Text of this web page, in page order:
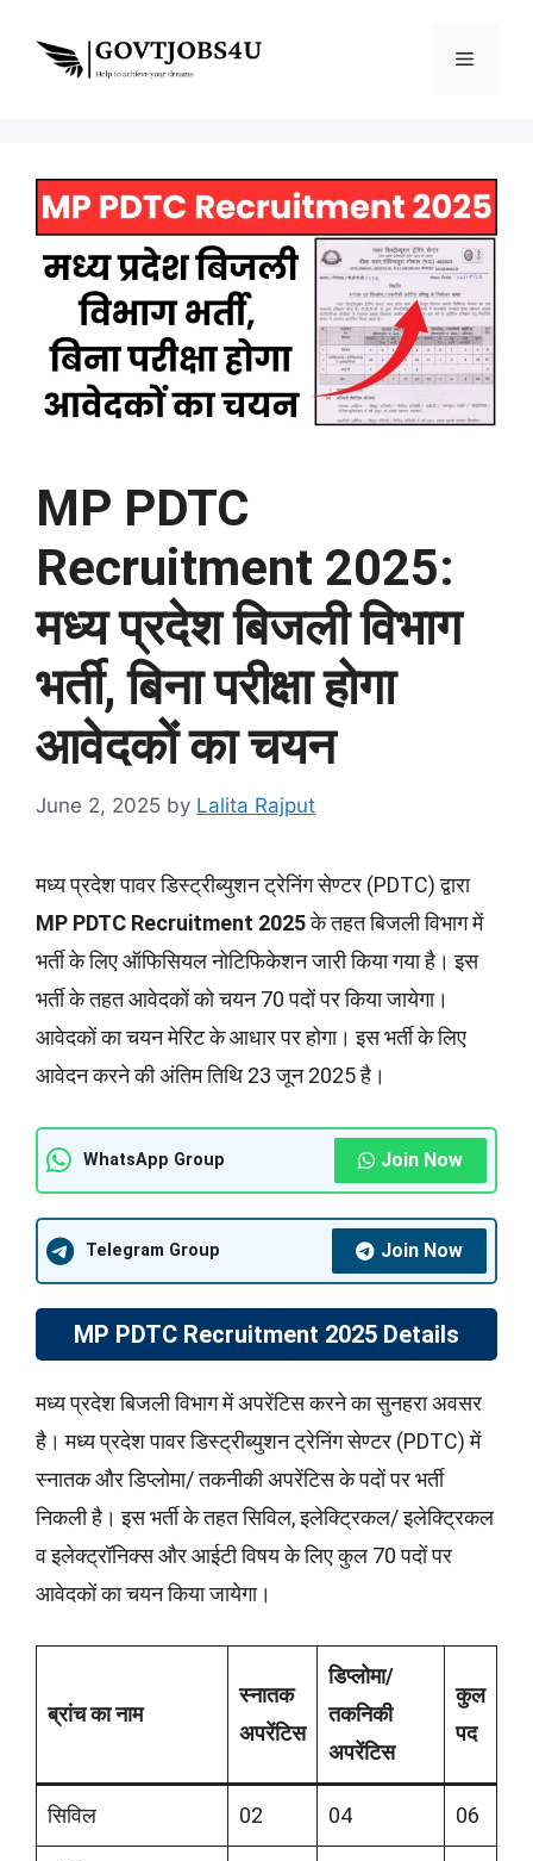
content
Menu
MP PDTC
Recruitment 2025:
मध्य प्रदेश बिजली विभाग
भर्ती, बिना परीक्षा होगा
आवेदकों का चयन
June 2, 2025 by Lalita Rajput
मध्य प्रदेश पावर डिस्ट्रीब्युशन ट्रेनिंग सेण्टर (PDTC) द्वारा
MP PDTC Recruitment 2025के तहत बिजली विभाग में
भर्ती के लिए ऑफिसियल नोटिफिकेशन जारी किया गया है। इस
भर्ती के तहत आवेदकों को चयन 70 पदों पर किया जायेगा।
आवेदकों का चयन मेरिट के आधार पर होगा। इस भर्ती के लिए
आवेदन करने की अंतिम तिथि 23 जून 2025 है।
WhatsApp Group Join Now
Telegram Group Join Now
MP PDTC Recruitment 2025 Details
मध्य प्रदेश बिजली विभाग में अपरेंटिस करने का सुनहरा अवसर
है। मध्य प्रदेश पावर डिस्ट्रीब्युशन ट्रेनिंग सेण्टर (PDTC) में
स्नातक और डिप्लोमा/ तकनीकी अपरेंटिस के पदों पर भर्ती
निकली है। इस भर्ती के तहत सिविल, इलेक्ट्रिकल/ इलेक्ट्रिकल
व इलेक्ट्रॉनिक्स और आईटी विषय के लिए कुल 70 पदों पर
आवेदकों का चयन किया जायेगा।
ब्रांच का नाम
स्नातक
अपरेंटिस
डिप्लोमा/
तकनिकी
अपरेंटिस
कुल
पद
सिविल 02 04 06